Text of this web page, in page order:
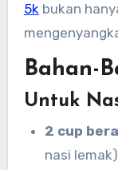
5kbukan
Bahan-
Untuk
2 cup
nasi lemak)